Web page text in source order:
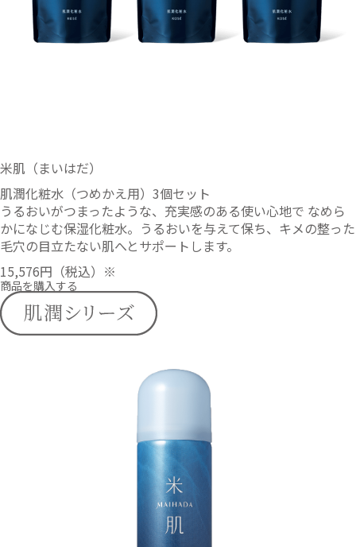
米肌（まいはだ）
肌潤化粧水（つめかえ用）3個セット
うるおいがつまったような、充実感のある使い心地で なめら
かになじむ保湿化粧水。うるおいを与えて保ち、キメの整った
毛穴の目立たない肌へとサポートします。
15,576円 （税込）※
商品を購入する